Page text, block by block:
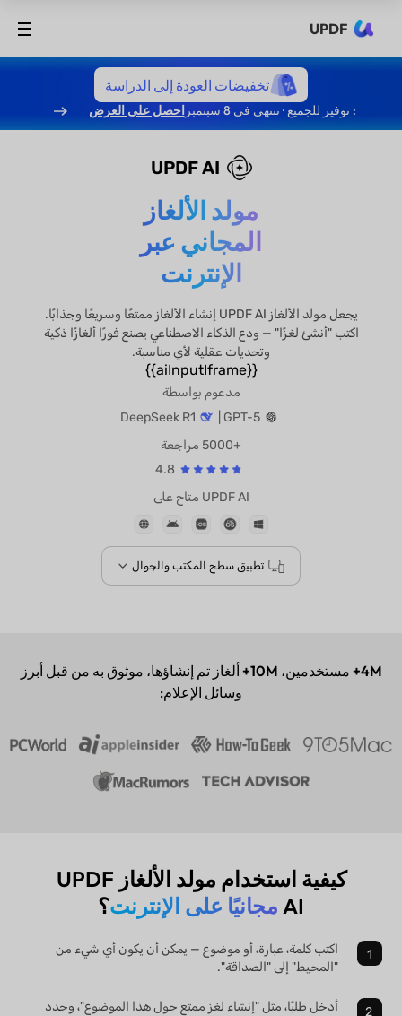
UPDF
تخفيضات العودة إلى الدراسة
: توفير للجميع · تنتهي في 8 سبتمبر احصل على العرض
UPDF AI
مولد الألغاز
المجاني عبر
الإنترنت
يجعل مولد الألغاز UPDF AI إنشاء الألغاز ممتعًا وسريعًا وجذابًا.
اكتب "أنشئ لغزًا" — ودع الذكاء الاصطناعي يصنع فورًا ألغازًا ذكية
وتحديات عقلية لأي مناسبة.
{{aiInputIframe}}
مدعوم بواسطة
DeepSeek R1
4.8
UPDF AI متاح على
4M+ مستخدمين، 10M+ ألغاز تم إنشاؤها، موثوق به من قبل أبرز
وسائل الإعلام:
كيفية استخدام مولد الألغاز UPDF
AI مجانيًا على الإنترنت؟
اكتب كلمة، عبارة، أو موضوع — يمكن أن يكون أي شيء من
"المحيط" إلى "الصداقة".
أدخل طلبًا، مثل "إنشاء لغز ممتع حول هذا الموضوع"، وحدد